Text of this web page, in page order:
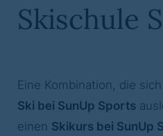
Skischule
Eine Kombination, die
Ski bei SunUp Sports
einen Skikurs bei SunUp